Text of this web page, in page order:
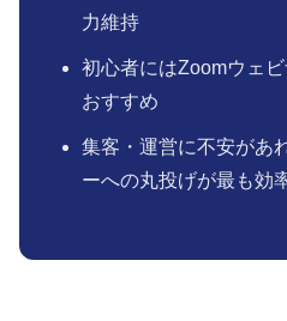
力維持
初心者にはZoomウェ
おすすめ
集客・運営に不安があ
ーへの丸投げが最も効